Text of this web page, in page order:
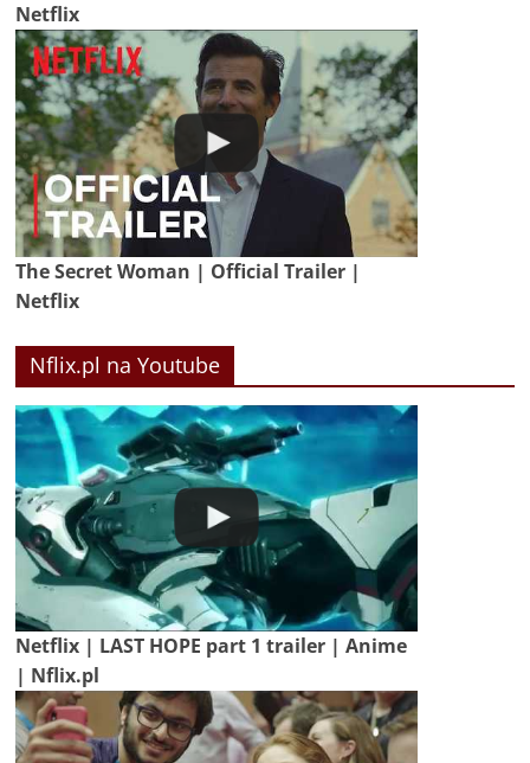
Netflix
The Secret Woman | Official Trailer |
Netflix
Nflix.pl na Youtube
Netflix | LAST HOPE part 1 trailer | Anime
| Nflix.pl